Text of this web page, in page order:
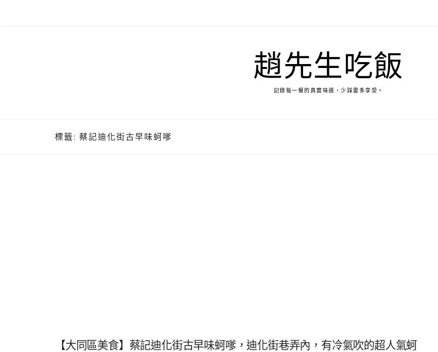
趙先生吃飯
記錄每一餐的真實味道，少踩雷多享受。
標籤: 蔡記迪化街古早味蚵嗲
【大同區美食】蔡記迪化街古早味蚵嗲，迪化街巷弄內，有冷氣吹的超人氣蚵